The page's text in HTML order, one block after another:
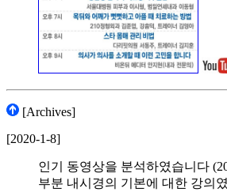
[Archives]
[2020-1-8]
인기 동영상을 분석하였습니다
부분 내시경의 기본에 대한 강의